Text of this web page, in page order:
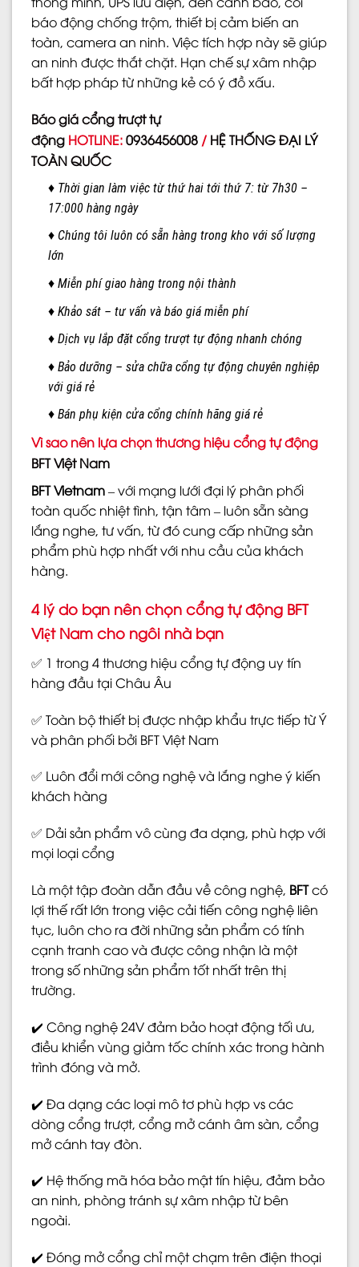
báo động chống trộm, thiết bị cảm biến an
toàn, camera an ninh. Việc tích hợp này sẽ giúp
an ninh được thắt chặt. Hạn chế sự xâm nhập
bất hợp pháp từ những kẻ có ý đồ xấu.
Báo giá cổng trượt tự
động HOTLINE:0936456008 / HỆ THỐNG ĐẠI LÝ
TOÀN QUỐC
♦ Thời gian làm việc từ thứ hai tới thứ 7: từ 7h30 –
17:000 hàng ngày
♦ Chúng tôi luôn có sẵn hàng trong kho với số lượng
lớn
♦ Miễn phí giao hàng trong nội thành
♦ Khảo sát – tư vấn và báo giá miễn phí
♦ Dịch vụ lắp đặt cổng trượt tự động nhanh chóng
♦ Bảo dưỡng – sửa chữa cổng tự động chuyên nghiệp
với giá rẻ
♦ Bán phụ kiện cửa cổng chính hãng giá rẻ
Vì sao nên lựa chọn thương hiệu cổng tự động
BFT Việt Nam
BFT Vietnam– với mạng lưới đại lý phân phối
toàn quốc nhiệt tình, tận tâm – luôn sẵn sàng
lắng nghe, tư vấn, từ đó cung cấp những sản
phẩm phù hợp nhất với nhu cầu của khách
hàng.
4 lý do bạn nên chọn cổng tự động BFT
Việt Nam cho ngôi nhà bạn
✅ 1 trong 4 thương hiệu cổng tự động uy tín
hàng đầu tại Châu Âu
✅ Toàn bộ thiết bị được nhập khẩu trực tiếp từ Ý
và phân phối bởi BFT Việt Nam
✅ Luôn đổi mới công nghệ và lắng nghe ý kiến
khách hàng
✅ Dải sản phẩm vô cùng đa dạng, phù hợp với
mọi loại cổng
Là một tập đoàn dẫn đầu về công nghệ, BFTcó
lợi thế rất lớn trong việc cải tiến công nghệ liên
tục, luôn cho ra đời những sản phẩm có tính
cạnh tranh cao và được công nhận là một
trong số những sản phẩm tốt nhất trên thị
trường.
✔️ Công nghệ 24V đảm bảo hoạt động tối ưu,
điều khiển vùng giảm tốc chính xác trong hành
trình đóng và mở.
✔️ Đa dạng các loại mô tơ phù hợp vs các
dòng cổng trượt, cổng mở cánh âm sàn, cổng
mở cánh tay đòn.
✔️ Hệ thống mã hóa bảo mật tín hiệu, đảm bảo
an ninh, phòng tránh sự xâm nhập từ bên
ngoài.
✔️ Đóng mở cổng chỉ một chạm trên điện thoại